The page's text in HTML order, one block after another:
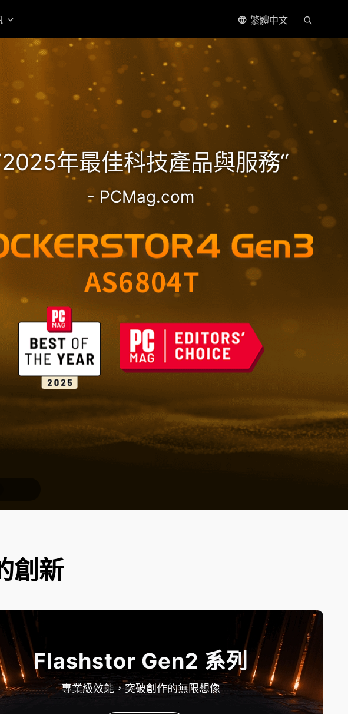
繁體中文
年最佳科技產品與服務“
- PCMag.com
Pro 處理器
NAS
首選高性價 2.5GbE NAS
辦公室的可靠儲存
擊
創新
Flashstor Gen2 系列
專業級效能，突破創作的無限想像